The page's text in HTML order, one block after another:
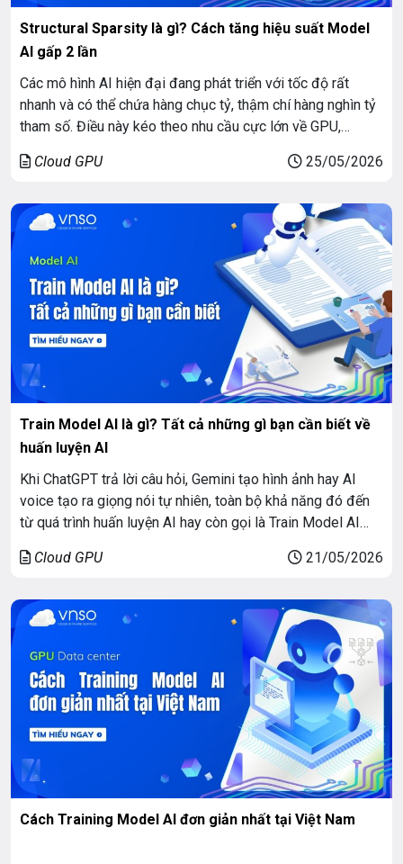
Structural Sparsity là gì? Cách tăng hiệu suất Model
AI gấp 2 lần
Các mô hình AI hiện đại đang phát triển với tốc độ rất
nhanh và có thể chứa hàng chục tỷ, thậm chí hàng nghìn tỷ
tham số. Điều này kéo theo nhu cầu cực lớn về GPU,
do vì sao các […]
Cloud GPU 25/05/2026
Train Model AI là gì? Tất cả những gì bạn cần biết về
huấn luyện AI
Khi ChatGPT trả lời câu hỏi, Gemini tạo hình ảnh hay AI
voice tạo ra giọng nói tự nhiên, toàn bộ khả năng đó đến
từ quá trình huấn luyện AI hay còn gọi là Train Model AI
GPU khổng lồ hoạt động liên […]
Cloud GPU 21/05/2026
Cách Training Model AI đơn giản nhất tại Việt Nam